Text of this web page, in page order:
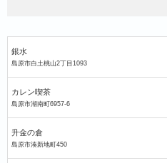
銀水
島原市白土桃山2丁目1093
カレン喫茶
島原市湖南町6957-6
升金の倉
島原市湊新地町450